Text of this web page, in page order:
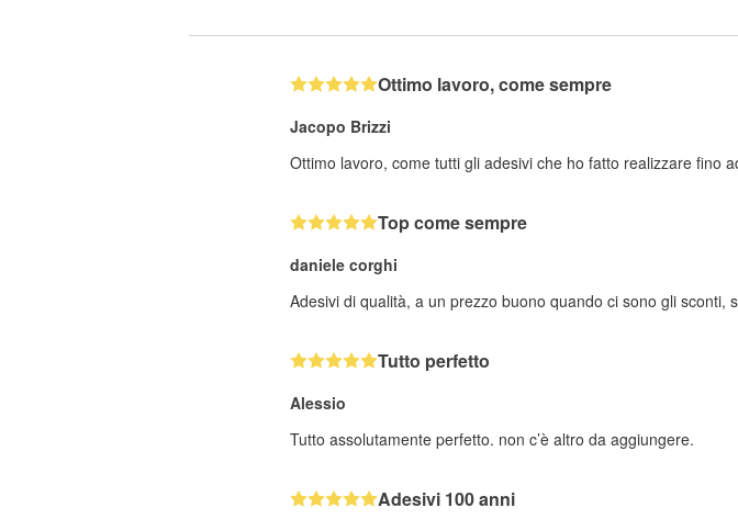
Ottimo lavoro, come sempre
Jacopo Brizzi
Ottimo lavoro, come tutti gli adesivi che ho fatto realizzare fino
Top come sempre
daniele corghi
Adesivi di qualità, a un prezzo buono quando ci sono gli sconti,
Tutto perfetto
Alessio
Tutto assolutamente perfetto. non c’è altro da aggiungere.
Adesivi 100 anni